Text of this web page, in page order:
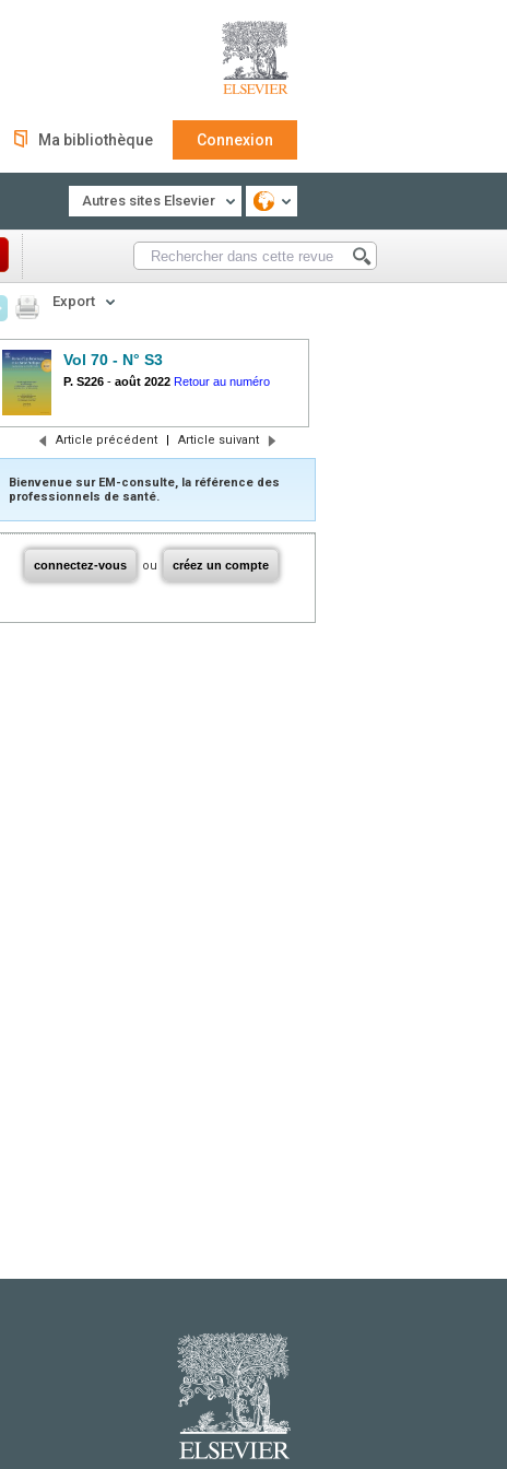
Ma bibliothèque Connexion
Autres sites Elsevier
Export
Vol 70 - N° S3
P. S226 - août 2022 Retour au numéro
Article précédent | Article suivant
Bienvenue sur EM-consulte, la référence des
professionnels de santé.
connectez-vous ou créez un compte